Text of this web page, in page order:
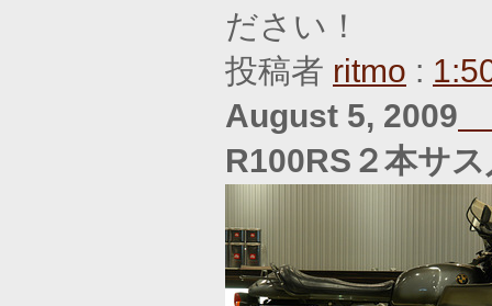
ださい！
投稿者 ritmo :
August 5, 2009
R100RS２本サ